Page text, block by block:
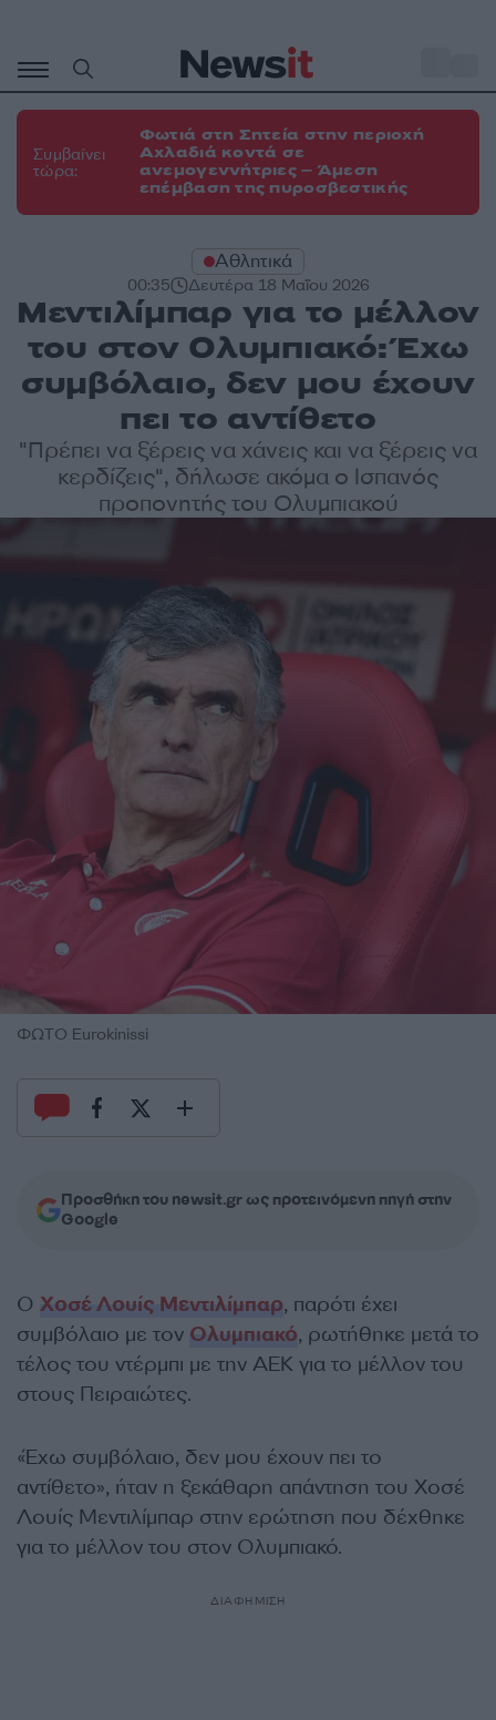
περιεχόμενο
Συμβαίνει
τώρα:
Φωτιά στη Σητεία στην περιοχή
Αχλαδιά κοντά σε
ανεμογεννήτριες – Άμεση
επέμβαση της πυροσβεστικής
Αθλητικά
00:35 Δευτέρα 18 Μαΐου 2026
Μεντιλίμπαρ για το μέλλον
του στον Ολυμπιακό: Έχω
συμβόλαιο, δεν μου έχουν
πει το αντίθετο
"Πρέπει να ξέρεις να χάνεις και να ξέρεις να
κερδίζεις", δήλωσε ακόμα ο Ισπανός
προπονητής του Ολυμπιακού
ΦΩΤΟ Eurokinissi
Προσθήκη του newsit.gr ως προτεινόμενη πηγή στην
Google
Ο Χοσέ Λουίς Μεντιλίμπαρ, παρότι έχει
συμβόλαιο με τον Ολυμπιακό, ρωτήθηκε μετά το
τέλος του ντέρμπι με την ΑΕΚ για το μέλλον του
στους Πειραιώτες.
«Έχω συμβόλαιο, δεν μου έχουν πει το
αντίθετο», ήταν η ξεκάθαρη απάντηση του Χοσέ
Λουίς Μεντιλίμπαρ στην ερώτηση που δέχθηκε
για το μέλλον του στον Ολυμπιακό.
ΔΙΑΦΗΜΙΣΗ